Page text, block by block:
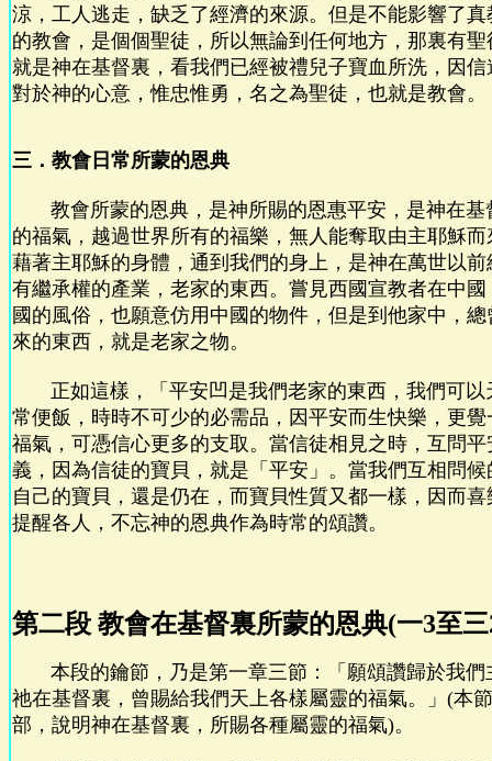
涼，工人逃走，缺乏了經濟的來源。但是不能影響了
的教會，是個個聖徒，所以無論到任何地方，那裏有
就是神在基督裏，看我們已經被禮兒子寶血所洗，因
對於神的心意，惟忠惟勇，名之為聖徒，也就是教會。
三．教會日常所蒙的恩典
教會所蒙的恩典，是神所賜的恩惠平安，是神在基
的福氣，越過世界所有的福樂，無人能奪取由主耶穌
藉著主耶穌的身體，通到我們的身上，是神在萬世以
有繼承權的產業，老家的東西。嘗見西國宣教者在中
國的風俗，也願意仿用中國的物件，但是到他家中，
來的東西，就是老家之物。
正如這樣，「平安凹是我們老家的東西，我們可以
常便飯，時時不可少的必需品，因平安而生快樂，更
福氣，可憑信心更多的支取。當信徒相見之時，互問
義，因為信徒的寶貝，就是「平安」。當我們互相問
自己的寶貝，還是仍在，而寶貝性質又都一樣，因而
提醒各人，不忘神的恩典作為時常的頌讚。
第二段 教會在基督裏所蒙的恩典(一3至三
本段的鑰節，乃是第一章三節：「願頌讚歸於我們
祂在基督裏，曾賜給我們天上各樣屬靈的福氣。」(本
部，說明神在基督裏，所賜各種屬靈的福氣)。